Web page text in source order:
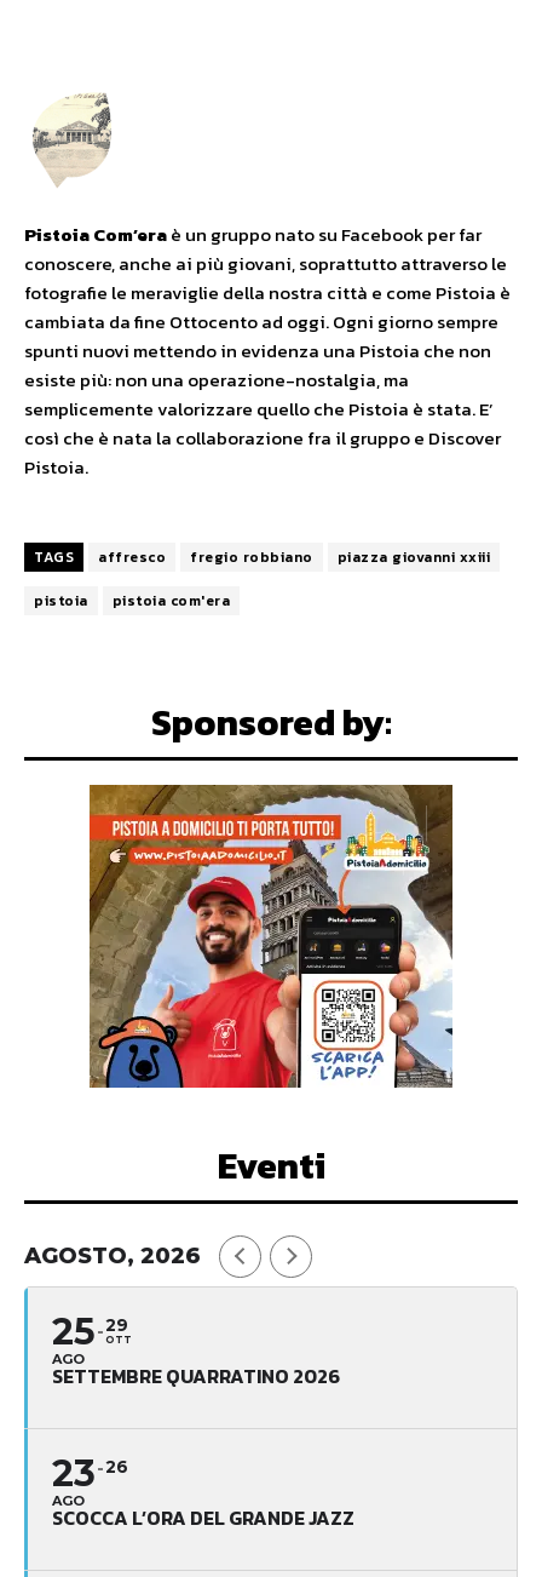
Pistoia Com’eraè un gruppo nato su Facebook per far
conoscere, anche ai più giovani, soprattutto attraverso le
fotografie le meraviglie della nostra città e come Pistoia è
cambiata da fine Ottocento ad oggi. Ogni giorno sempre
spunti nuovi mettendo in evidenza una Pistoia che non
esiste più: non una operazione-nostalgia, ma
semplicemente valorizzare quello che Pistoia è stata. E’
così che è nata la collaborazione fra il gruppo e Discover
Pistoia.
TAGS affresco fregio robbiano
piazza giovanni xxiii
pistoia
pistoia com'era
Sponsored by:
Eventi
AGOSTO, 2026
25
AGO
29
OTT
SETTEMBRE QUARRATINO 2026
23
AGO
26
SCOCCA L’ORA DEL GRANDE JAZZ